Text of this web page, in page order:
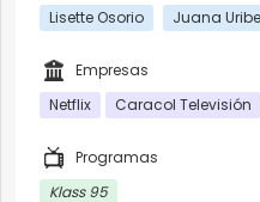
Lisette Osorio
Juana Uribe
Empresas
Netflix
Caracol Televisión
Programas
Klass 95